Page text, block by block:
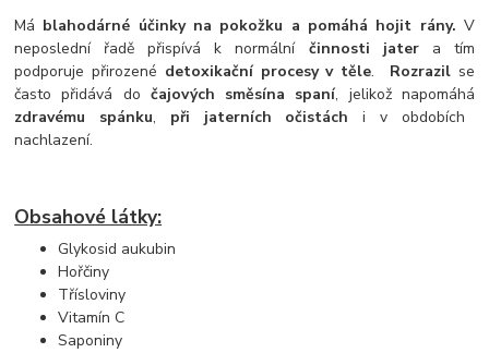
Má blahodárné účinky na pokožku a pomáhá hojit rány. V
neposlední řadě přispívá k normální činnosti jatera tím
podporuje přirozené detoxikační procesy v těle. Rozrazil se
často přidává do čajových směsína spaní, jelikož napomáhá
zdravému spánku, při jaterních očistách i v obdobích
nachlazení.
Obsahové látky:
Glykosid aukubin
Hořčiny
Třísloviny
Vitamín C
Saponiny